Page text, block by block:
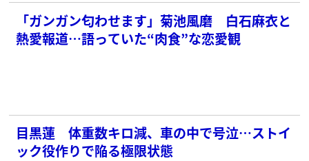
「ガンガン匂わせます」菊池風磨 白石麻衣と
熱愛報道…語っていた“肉食”な恋愛観
目黒蓮 体重数キロ減、車の中で号泣…ストイ
ック役作りで陥る極限状態